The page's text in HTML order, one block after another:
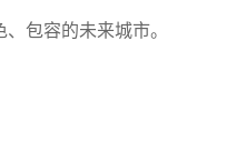
包容的未来城市。